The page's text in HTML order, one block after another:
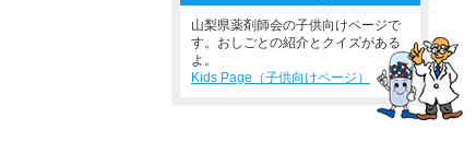
山梨県薬剤師会の子供向けページで
す。おしごとの紹介とクイズがある
よ。
Kids Page（子供向けページ）